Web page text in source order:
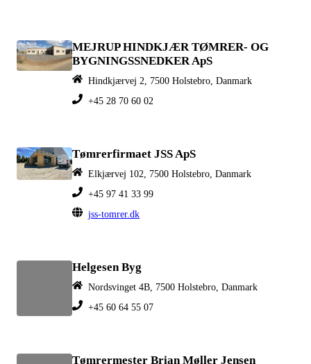
MEJRUP HINDKJÆR TØMRER- OG
BYGNINGSSNEDKER ApS
Hindkjærvej 2, 7500 Holstebro, Danmark
+45 28 70 60 02
Tømrerfirmaet JSS ApS
Elkjærvej 102, 7500 Holstebro, Danmark
+45 97 41 33 99
jss-tomrer.dk
Helgesen Byg
Nordsvinget 4B, 7500 Holstebro, Danmark
+45 60 64 55 07
Tømrermester Brian Møller Jensen